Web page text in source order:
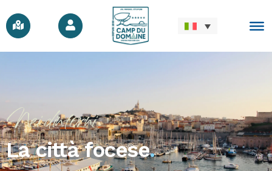
Nei dintorni
La città focese.